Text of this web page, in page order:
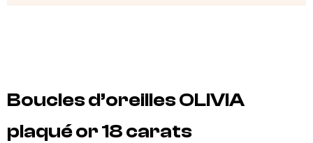
Boucles d’oreilles OLIVIA
plaqué or 18 carats